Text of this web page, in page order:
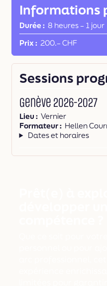
Informations
Durée 8 heures– 1 jour
Prix
200.– CHF
Sessions
Genève 2026-2027
Lieu
Vernier
Formateur
Hellen
Dates et horaires